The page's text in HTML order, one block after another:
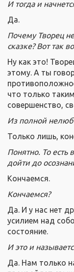
И тогда и
Да.
Почему Творец
сказке? Вот так
Ну как это!
этому. А ты
что только
совершенство,
Из полной
Только лишь,
Понятно. То
дойти до
Кончаемся.
Кончаемся?
Да. И у нас нет
усилием над
состояние.
И это и
Да. Нам только